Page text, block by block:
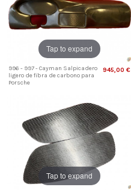
Tap to expand
996 - 997 - Cayman Salpicadero
ligero de fibra de carbono para
Porsche
945,00 €
Tap to expand